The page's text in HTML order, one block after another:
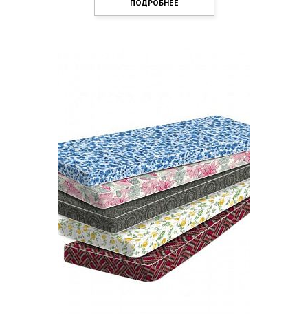
ПОДРОБНЕЕ